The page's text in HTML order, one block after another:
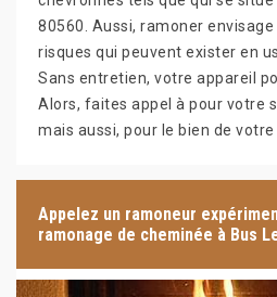
80560. Aussi, ramoner
risques qui peuvent exister en
Sans entretien, votre appareil
Alors, faites appel à pour votre
mais aussi, pour le bien de votre
Appelez un ramoneur
ramonage de cheminée à Bus